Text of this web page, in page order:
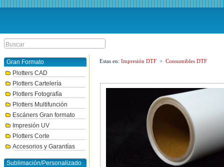
Gran Formato
Plotters CAD
Plotters Cartelería
Plotters Fotografía
Plotters Multifunción
Escáners Gran formato
Impresión UV
Plotters Corte
Accesorios y Garantías
Sublimación/Personalizado
Estas en: Impresión DTF > Consumibles DTF